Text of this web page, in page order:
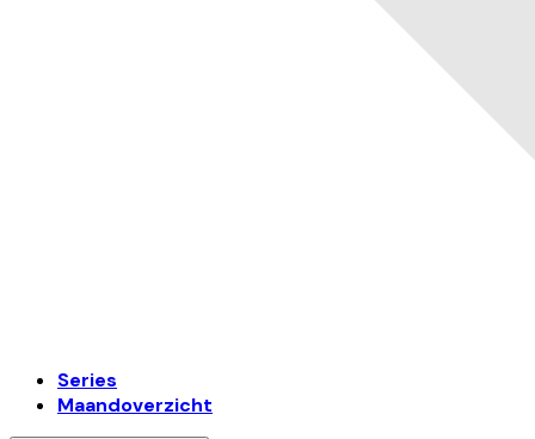
Series
Maandoverzicht